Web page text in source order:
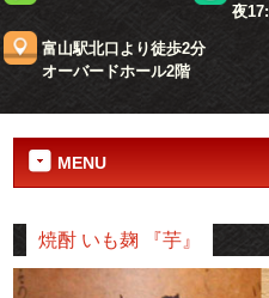
夜
富山駅北口より徒歩2分
オーバードホール2階
MENU
焼酎 いも麹 『芋』